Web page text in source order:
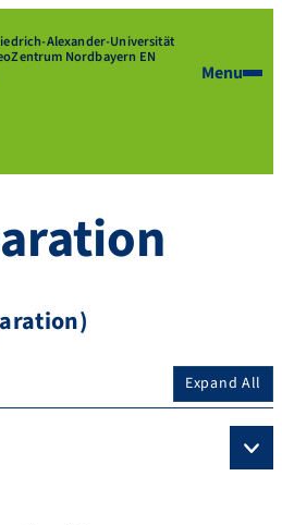
Alexander-Universität
Nordbayern EN
Menu
Expand All